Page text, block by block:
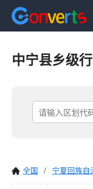
中宁县乡级
全国 / 宁夏回族自